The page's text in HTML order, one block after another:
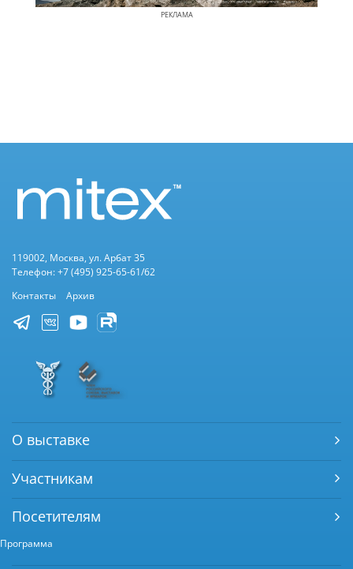
РЕКЛАМА
119002, Москва, ул. Арбат 35
Телефон: +7 (495) 925-65-61/62
Контакты
Архив
О выставке
Участникам
Посетителям
Программа